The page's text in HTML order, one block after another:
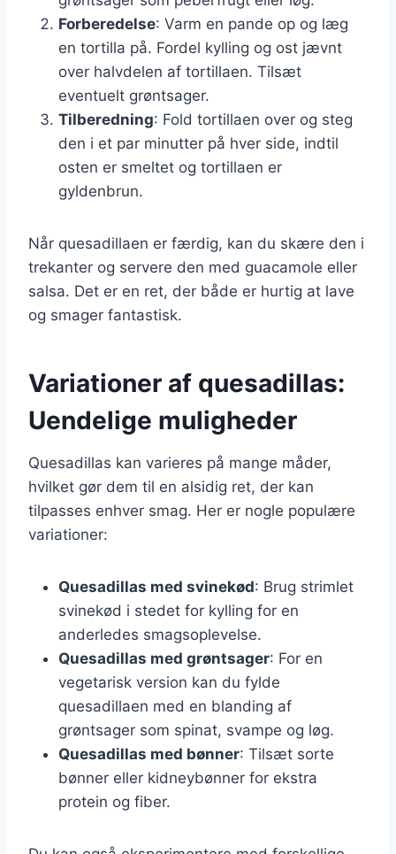
Forberedelse: Varm en pande op og læg
en tortilla på. Fordel kylling og ost jævnt
over halvdelen af tortillaen. Tilsæt
eventuelt grøntsager.
Tilberedning: Fold tortillaen over og steg
den i et par minutter på hver side, indtil
osten er smeltet og tortillaen er
gyldenbrun.
Når quesadillaen er færdig, kan du skære den i
trekanter og servere den med guacamole eller
salsa. Det er en ret, der både er hurtig at lave
og smager fantastisk.
Variationer af quesadillas:
Uendelige muligheder
Quesadillas kan varieres på mange måder,
hvilket gør dem til en alsidig ret, der kan
tilpasses enhver smag. Her er nogle populære
variationer:
Quesadillas med svinekød: Brug strimlet
svinekød i stedet for kylling for en
anderledes smagsoplevelse.
Quesadillas med grøntsager: For en
vegetarisk version kan du fylde
quesadillaen med en blanding af
grøntsager som spinat, svampe og løg.
Quesadillas med bønner: Tilsæt sorte
bønner eller kidneybønner for ekstra
protein og fiber.